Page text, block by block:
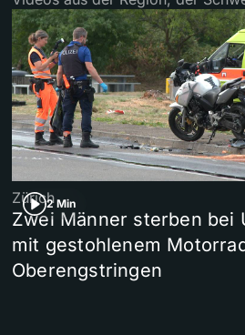
2 Min
Zürich
Zwei Männer sterben bei
mit gestohlenem
Oberengstringen